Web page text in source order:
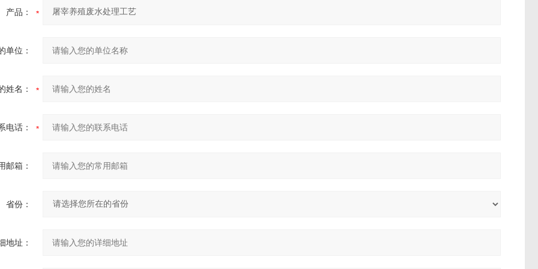
产品：
单位：
姓名：
电话：
邮箱：
省份：
地址：